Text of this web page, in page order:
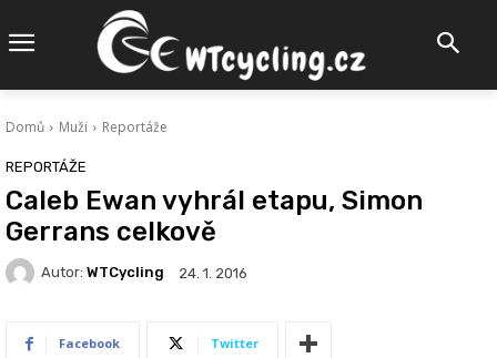
Domů Muži Reportáže
REPORTÁŽE
Caleb Ewan vyhrál etapu, Simon
Gerrans celkově
Autor: WTCycling 24. 1. 2016
Facebook Twitter